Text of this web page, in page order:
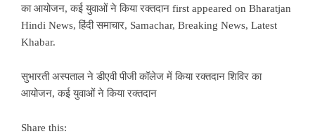
का आयोजन, कई युवाओं ने किया रक्तदान first appeared on Bharatjan
Hindi News, हिंदी समाचार, Samachar, Breaking News, Latest
Khabar.
सुभारती अस्पताल ने डीएवी पीजी कॉलेज में किया रक्तदान शिविर का
आयोजन, कई युवाओं ने किया रक्तदान
Share this: